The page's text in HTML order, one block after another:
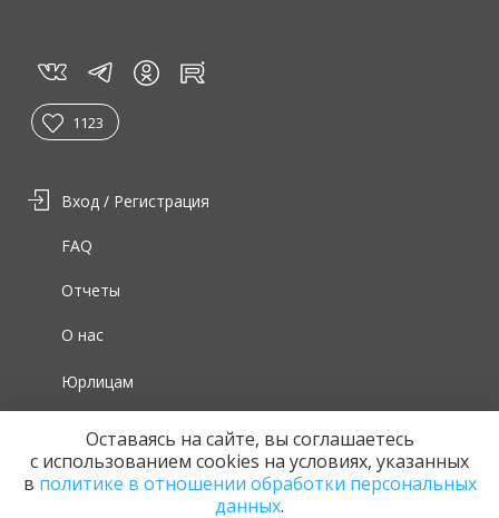
vk tg in rt
1123
Вход / Регистрация
Для волонтеров
Юрлицам
О нас
Отчеты
FAQ
Оставаясь на сайте, вы соглашаетесь
с использованием cookies на условиях, указанных
в политике в отношении обработки персональных
данных.